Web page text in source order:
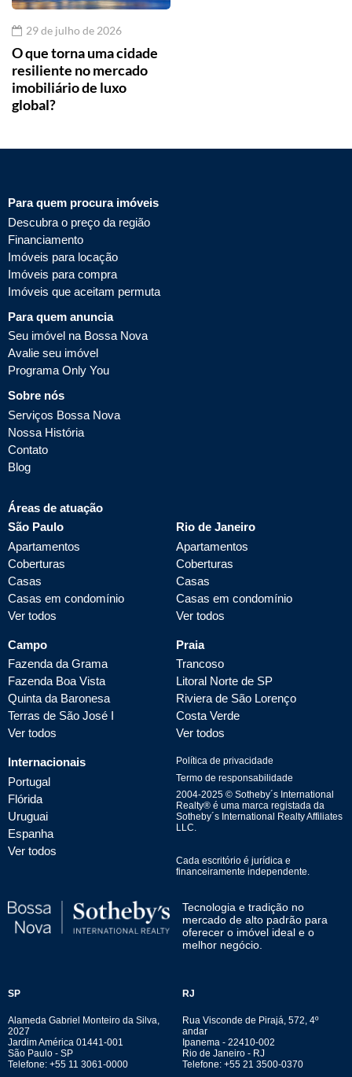
29 de julho de 2026
O que torna uma cidade
resiliente no mercado
imobiliário de luxo
global?
Para quem procura imóveis
Descubra o preço da região
Financiamento
Imóveis para locação
Imóveis para compra
Imóveis que aceitam permuta
Para quem anuncia
Seu imóvel na Bossa Nova
Avalie seu imóvel
Programa Only You
Sobre nós
Serviços Bossa Nova
Nossa História
Contato
Blog
Áreas de atuação
São Paulo
Apartamentos
Coberturas
Casas
Casas em condomínio
Ver todos
Rio de Janeiro
Apartamentos
Coberturas
Casas
Casas em condomínio
Ver todos
Campo
Fazenda da Grama
Fazenda Boa Vista
Quinta da Baronesa
Terras de São José I
Ver todos
Praia
Trancoso
Litoral Norte de SP
Riviera de São Lorenço
Costa Verde
Ver todos
Internacionais
Portugal
Flórida
Uruguai
Espanha
Ver todos
Política de privacidade
Termo de responsabilidade
2004-2025 © Sotheby´s International
Realty® é uma marca registada da
Sotheby´s International Realty Affiliates
LLC.
Cada escritório é jurídica e
financeiramente independente.
Tecnologia e tradição no
mercado de alto padrão para
oferecer o imóvel ideal e o
melhor negócio.
SP
Alameda Gabriel Monteiro da Silva,
2027
Jardim América 01441-001
São Paulo - SP
Telefone: +55 11 3061-0000
RJ
Rua Visconde de Pirajá, 572, 4º
andar
Ipanema - 22410-002
Rio de Janeiro - RJ
Telefone: +55 21 3500-0370